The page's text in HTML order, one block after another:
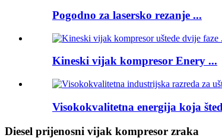
Pogodno za lasersko rezanje ...
Kineski vijak kompresor Enery ...
Visokokvalitetna energija koja
Diesel prijenosni vijak kompresor zraka